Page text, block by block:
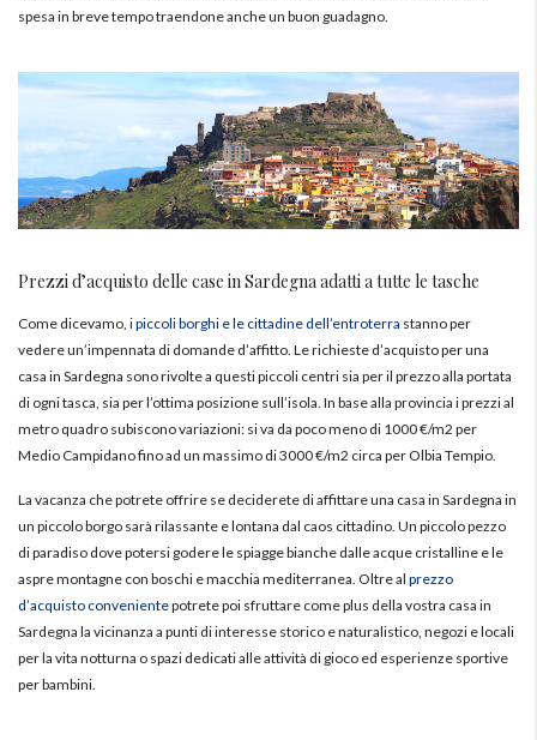
spesa in breve tempo traendone anche un buon guadagno.
Prezzi d’acquisto delle case in Sardegna adatti a tutte le tasche
Come dicevamo, i piccoli borghi e le cittadine dell’entroterra stanno per
vedere un’impennata di domande d’affitto. Le richieste d’acquisto per una
casa in Sardegna sono rivolte a questi piccoli centri sia per il prezzo alla portata
di ogni tasca, sia per l’ottima posizione sull’isola. In base alla provincia i prezzi al
metro quadro subiscono variazioni: si va da poco meno di 1000 €/m2 per
Medio Campidano fino ad un massimo di 3000 €/m2 circa per Olbia Tempio.
La vacanza che potrete offrire se deciderete di affittare una casa in Sardegna in
un piccolo borgo sarà rilassante e lontana dal caos cittadino. Un piccolo pezzo
di paradiso dove potersi godere le spiagge bianche dalle acque cristalline e le
aspre montagne con boschi e macchia mediterranea. Oltre al prezzo
d’acquisto convenientepotrete poi sfruttare come plus della vostra casa in
Sardegna la vicinanza a punti di interesse storico e naturalistico, negozi e locali
per la vita notturna o spazi dedicati alle attività di gioco ed esperienze sportive
per bambini.